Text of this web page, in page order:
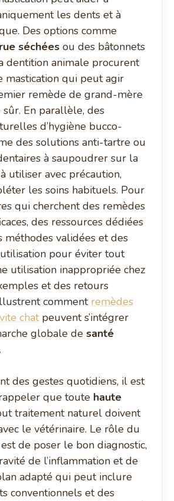
les dents et à
Des options comme
séchées ou des bâtonnets
dentition animale procurent
mastication qui peut agir
remède de grand-mère
sûr. En parallèle, des
d’hygiène bucco-
des solutions anti-tartre ou
à saupoudrer sur la
utiliser avec précaution,
les soins habituels. Pour
qui cherchent des remèdes
des ressources dédiées
méthodes validées et des
pour éviter tout
utilisation inappropriée chez
et des retours
comment remèdes
chatpeuvent s’intégrer
globale desanté
.
des gestes quotidiens, il est
que toute haute
traitement naturel doivent
le vétérinaire. Le rôle du
de poser le bon diagnostic,
de l’inflammation et de
adapté qui peut inclure
conventionnels et des